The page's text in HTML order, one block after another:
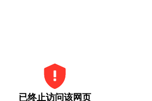
已终止访问该网页